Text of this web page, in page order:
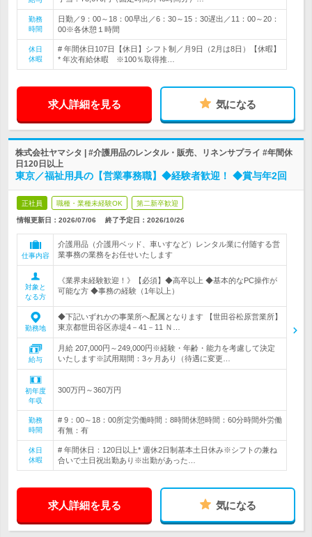
勤務
時間
日勤／9：00～18：00早出／6：30～15：30遅出／11：00～20：
00※各休憩１時間
休日
休暇
# 年間休日107日【休日】シフト制／月9日（2月は8日）【休暇】
* 年次有給休暇 ※100％取得推…
求人詳細を見る 気になる
株式会社ヤマシタ | #介護用品のレンタル・販売、リネンサプライ #年間休
日120日以上
東京／福祉用具の【営業事務職】◆経験者歓迎！ ◆賞与年2回
正社員 職種・業種未経験OK 第二新卒歓迎
情報更新日：2026/07/06 終了予定日： 2026/10/26
仕事内容
介護用品（介護用ベッド、車いすなど）レンタル業に付随する営
業事務の業務をお任せいたします
対象と
なる方
《業界未経験歓迎！》【必須】◆高卒以上 ◆基本的なPC操作が
可能な方 ◆事務の経験（1年以上）
勤務地
◆下記いずれかの事業所へ配属となります 【世田谷松原営業所】
東京都世田谷区赤堤4－41－11 Ｎ…
給与
月給 207,000円～249,000円※経験・年齢・能力を考慮して決定
いたします※試用期間：3ヶ月あり（待遇に変更…
初年度
年収
300万円～360万円
勤務
時間
# 9：00～18：00所定労働時間：8時間休憩時間：60分時間外労働
有無：有
休日
休暇
# 年間休日：120日以上* 週休2日制基本土日休み※シフトの兼ね
合いで土日祝出勤あり※出勤があった…
求人詳細を見る 気になる